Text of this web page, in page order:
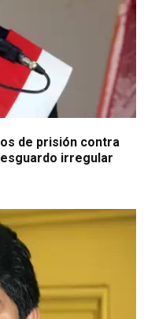
de prisión contra
irregular